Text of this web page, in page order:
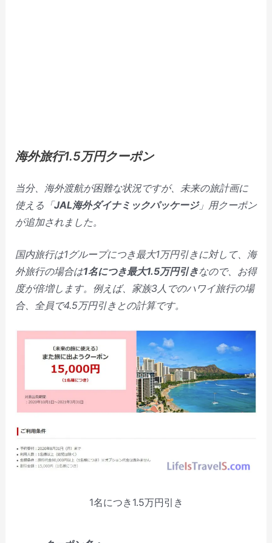
海外旅行1.5万円クーポン
当分、海外渡航が困難な状況ですが、未来の旅計画に
使える「JAL海外ダイナミックパッケージ」用クーポン
が追加されました。
国内旅行は1グループにつき最大1万円引きに対して、海
外旅行の場合は1名につき最大1.5万円引きなので、お得
度が倍増します。例えば、家族3人でのハワイ旅行の場
合、全員で4.5万円引きとの計算です。
1名につき1.5万円引き